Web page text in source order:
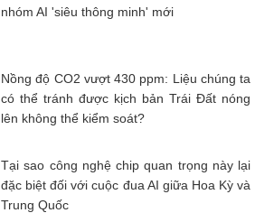
nhóm AI 'siêu thông minh' mới
Nồng độ CO2 vượt 430 ppm: Liệu chúng ta
có thể tránh được kịch bản Trái Đất nóng
lên không thể kiểm soát?
Tại sao công nghệ chip quan trọng này lại
đặc biệt đối với cuộc đua AI giữa Hoa Kỳ và
Trung Quốc